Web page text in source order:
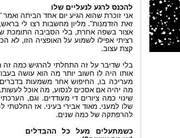
להכנס לרגע לנעליים שלו
אני זוכרת שהוא הגיע יום אחד הביתה
זאת הזדמנות". מליון מחשבות רצו לי
אצור בשפה אחרת, בלי הסביבה התומכת
רציתי אפילו לשמוע על האופציה הזו, לא
קצת עצוב.
בלי שדיבר על זה התחלתי להרגיש כמה
אותו היה לו חשוב יותר מה הוא עושה
מעריכה בו, החיפוש אחר משמעות
מה יהיה אם אסכים לנסוע, מה אוכל
שינוי כמה ציורים די מעודדים. וגם,
שלו למעני. מאוד אבירי בעיני. אז
להרפתקה של כמה שנים.
כשמתעלים מעל כל ההבדלים